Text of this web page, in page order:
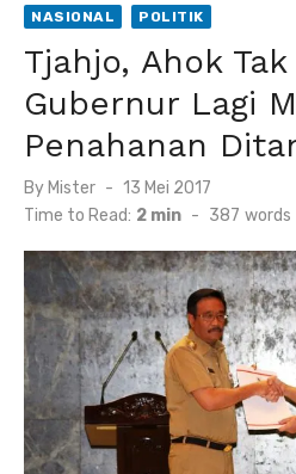
NASIONAL POLITIK
Tjahjo, Ahok
Gubernur Lagi
Penahanan
By Mister
Posted
on
13 Mei 2017
Time to Read: 2 min - 387 words